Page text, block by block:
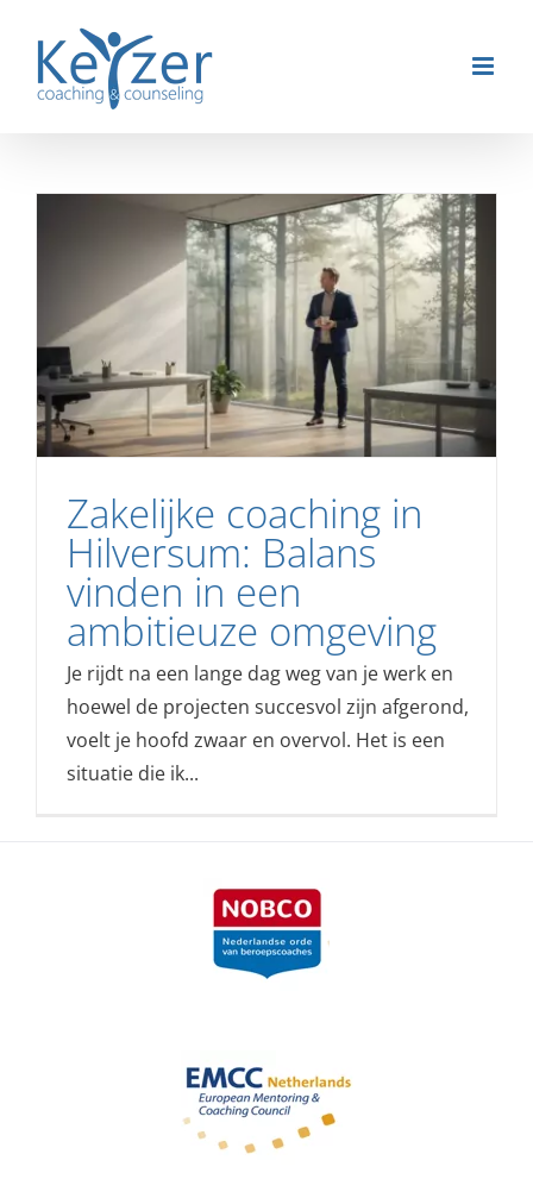
naar
inhoud
Zakelijke coaching in
Hilversum: Balans
vinden in een
ambitieuze omgeving
Je rijdt na een lange dag weg van je werk en
hoewel de projecten succesvol zijn afgerond,
voelt je hoofd zwaar en overvol. Het is een
situatie die ik...